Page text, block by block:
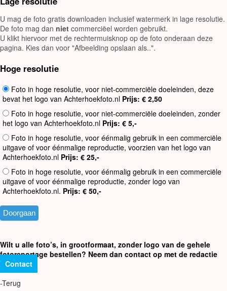
U mag de foto gratis downloaden inclusief watermerk in lage resolutie.
De foto mag dan niet commerciëel worden gebruikt.
U klikt hiervoor met de rechtermuisknop op de foto onderaan deze
pagina. Kies dan voor "Afbeelding opslaan als..".
Hoge resolutie
Foto in hoge resolutie, voor niet-commerciële doeleinden, deze
bevat het logo van Achterhoekfoto.nl Prijs: € 2,50
Foto in hoge resolutie, voor niet-commerciële doeleinden, zonder
het logo van Achterhoekfoto.nl Prijs: € 5,-
Foto in hoge resolutie, voor éénmalig gebruik in een commerciële
uitgave of voor éénmalige reproductie, voorzien van het logo van
Achterhoekfoto.nl Prijs: € 25,-
Foto in hoge resolutie, voor éénmalig gebruik in een commerciële
uitgave of voor éénmalige reproductie, zonder logo van
Achterhoekfoto.nl. Prijs: € 50,-
Wilt u alle foto’s, in grootformaat, zonder logo van de gehele
fotoreportage bestellen? Neem dan contact op met de redactie
Contact
-Terug